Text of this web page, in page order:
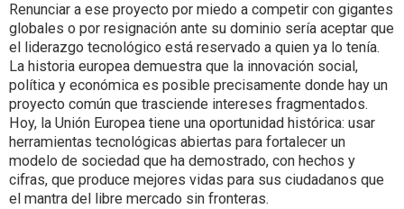
Renunciar a ese proyecto por miedo a competir con gigantes
globales o por resignación ante su dominio sería aceptar que
el liderazgo tecnológico está reservado a quien ya lo tenía.
La historia europea demuestra que la innovación social,
política y económica es posible precisamente donde hay un
proyecto común que trasciende intereses fragmentados.
Hoy, la Unión Europea tiene una oportunidad histórica: usar
herramientas tecnológicas abiertas para fortalecer un
modelo de sociedad que ha demostrado, con hechos y
cifras, que produce mejores vidas para sus ciudadanos que
el mantra del libre mercado sin fronteras.